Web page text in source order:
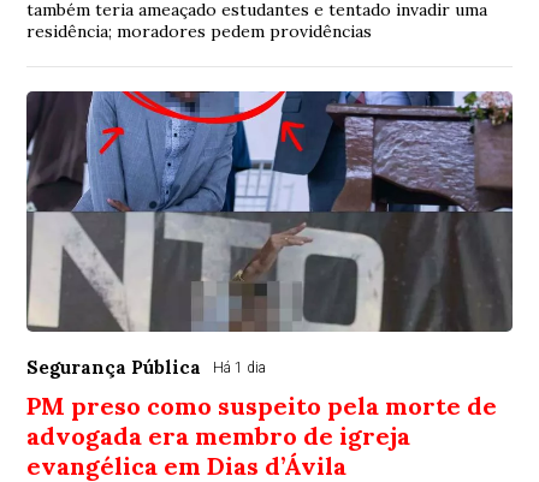
também teria ameaçado estudantes e tentado invadir uma
residência; moradores pedem providências
Segurança Pública Há 1 dia
PM preso como suspeito pela morte de
advogada era membro de igreja
evangélica em Dias d’Ávila